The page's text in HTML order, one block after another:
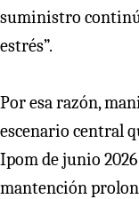
suministro
estrés”.
Por esa razón,
escenario central
Ipom de junio
mantención